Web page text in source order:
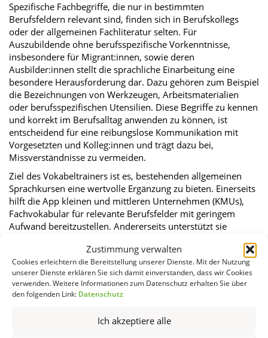
Zustimmung verwalten
Cookies erleichtern die Bereitstellung unserer Dienste. Mit der Nutzung
unserer Dienste erklären Sie sich damit einverstanden, dass wir Cookies
verwenden. Weitere Informationen zum Datenschutz erhalten Sie über
den folgenden Link: Datenschutz
Ich akzeptiere alle
Spezifische Fachbegriffe, die nur in bestimmten
Berufsfeldern relevant sind, finden sich in Berufskollegs
oder der allgemeinen Fachliteratur selten. Für
Auszubildende ohne berufsspezifische Vorkenntnisse,
insbesondere für Migrant:innen, sowie deren
Ausbilder:innen stellt die sprachliche Einarbeitung eine
besondere Herausforderung dar. Dazu gehören zum Beispiel
die Bezeichnungen von Werkzeugen, Arbeitsmaterialien
oder berufsspezifischen Utensilien. Diese Begriffe zu kennen
und korrekt im Berufsalltag anwenden zu können, ist
entscheidend für eine reibungslose Kommunikation mit
Vorgesetzten und Kolleg:innen und trägt dazu bei,
Missverständnisse zu vermeiden.
Ziel des Vokabeltrainers ist es, bestehenden allgemeinen
Sprachkursen eine wertvolle Ergänzung zu bieten. Einerseits
hilft die App kleinen und mittleren Unternehmen (KMUs),
Fachvokabular für relevante Berufsfelder mit geringem
Aufwand bereitzustellen. Andererseits unterstützt sie
den Übergang von der Schule in den Beruf zu erleichtern.
Die Zielgruppe umfasst in erster Linie Menschen, die in
Deutschland eine berufliche Ausbildung abgeschlossen
haben oder sich in der Übergangsphase zwischen Schule
Zweit- oder Fremdsprache lernen, mindestens auf dem